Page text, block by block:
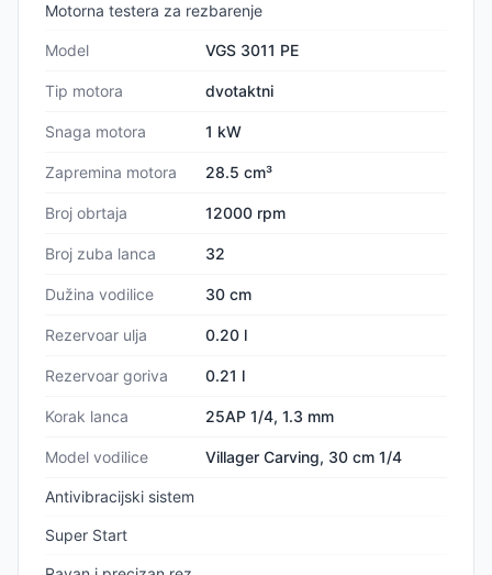
Motorna testera za rezbarenje
Model VGS 3011 PE
Tip motora dvotaktni
Snaga motora 1 kW
Zapremina motora 28.5 cm³
Broj obrtaja 12000 rpm
Broj zuba lanca 32
Dužina vodilice 30 cm
Rezervoar ulja 0.20 l
Rezervoar goriva 0.21 l
Korak lanca 25AP 1/4, 1.3 mm
Model vodilice Villager Carving, 30 cm 1/4
Antivibracijski sistem
Super Start